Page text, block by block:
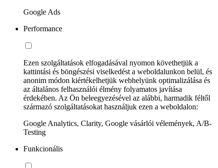
Google Ads
Performance
Ezen szolgáltatások elfogadásával nyomon követhetjük a
kattintási és böngészési viselkedést a weboldalunkon belül, és
anonim módon kiértékelhetjük webhelyünk optimalizálása és
az általános felhasználói élmény folyamatos javítása
érdekében. Az Ön beleegyezésével az alábbi, harmadik féltől
származó szolgáltatásokat használjuk ezen a weboldalon:
Google Analytics, Clarity, Google vásárlói vélemények, A/B-
Testing
Funkcionális